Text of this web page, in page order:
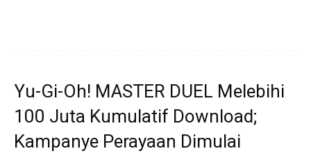
Yu-Gi-Oh! MASTER DUEL Melebihi
100 Juta Kumulatif Download;
Kampanye Perayaan Dimulai